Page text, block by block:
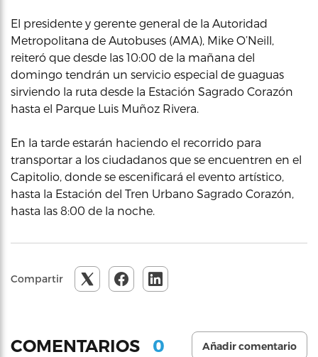
El presidente y gerente general de la Autoridad
Metropolitana de Autobuses (AMA), Mike O’Neill,
reiteró que desde las 10:00 de la mañana del
domingo tendrán un servicio especial de guaguas
sirviendo la ruta desde la Estación Sagrado Corazón
hasta el Parque Luis Muñoz Rivera.
En la tarde estarán haciendo el recorrido para
transportar a los ciudadanos que se encuentren en el
Capitolio, donde se escenificará el evento artístico,
hasta la Estación del Tren Urbano Sagrado Corazón,
hasta las 8:00 de la noche.
Compartir
COMENTARIOS 0 Añadir comentario